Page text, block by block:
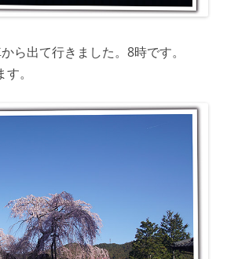
ら出て行きました。8時です。
。